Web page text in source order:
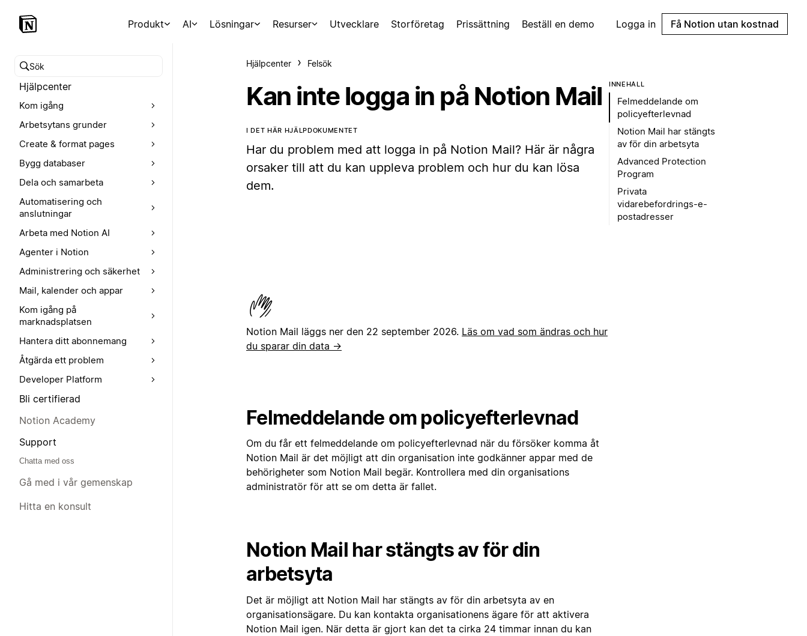
Produkt AI Lösningar Resurser Utvecklare Storföretag Prissättning Beställ en demo Logga in Få Notion utan kostnad
Sök i hjälpcentret
Hjälpcenter
Kom igång
Arbetsytans grunder
Create & format pages
Bygg databaser
Dela och samarbeta
Automatisering och
anslutningar
Arbeta med Notion AI
Agenter i Notion
Administrering och säkerhet
Mail, kalender och appar
Kom igång på
marknadsplatsen
Hantera ditt abonnemang
Åtgärda ett problem
Developer Platform
Bli certifierad
Notion Academy
Support
Chatta med oss
Gå med i vår gemenskap
Hitta en konsult
Hjälpcenter Felsök
Kan inte logga in på Notion Mail
I DET HÄR HJÄLPDOKUMENTET
Har du problem med att logga in på Notion Mail? Här är några
orsaker till att du kan uppleva problem och hur du kan lösa
dem.
Notion Mail läggs ner den 22 september 2026. Läs om vad som ändras och hur
du sparar din data →
Felmeddelande om policyefterlevnad
Om du får ett felmeddelande om policyefterlevnad när du försöker komma åt
Notion Mail är det möjligt att din organisation inte godkänner appar med de
behörigheter som Notion Mail begär. Kontrollera med din organisations
administratör för att se om detta är fallet.
Notion Mail har stängts av för din
arbetsyta
Det är möjligt att Notion Mail har stängts av för din arbetsyta av en
organisationsägare. Du kan kontakta organisationens ägare för att aktivera
Notion Mail igen. När detta är gjort kan det ta cirka 24 timmar innan du kan
INNEHÅLL
Felmeddelande om
policyefterlevnad
Notion Mail har stängts
av för din arbetsyta
Advanced Protection
Program
Privata
vidarebefordrings-e-
postadresser